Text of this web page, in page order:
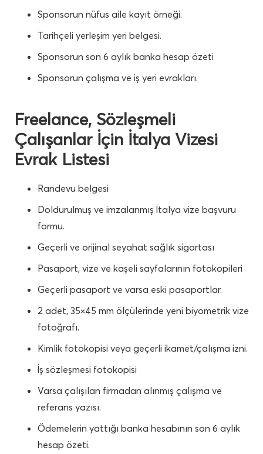
Sponsorun nüfus aile kayıt örneği.
Tarihçeli yerleşim yeri belgesi.
Sponsorun son 6 aylık banka hesap özeti
Sponsorun çalışma ve iş yeri evrakları.
Freelance, Sözleşmeli
Çalışanlar İçin İtalya Vizesi
Evrak Listesi
Randevu belgesi
Doldurulmuş ve imzalanmış İtalya vize başvuru
formu.
Geçerli ve orijinal seyahat sağlık sigortası
Pasaport, vize ve kaşeli sayfalarının fotokopileri
Geçerli pasaport ve varsa eski pasaportlar.
2 adet, 35×45 mm ölçülerinde yeni biyometrik vize
fotoğrafı.
Kimlik fotokopisi veya geçerli ikamet/çalışma izni.
İş sözleşmesi fotokopisi
Varsa çalışılan firmadan alınmış çalışma ve
referans yazısı.
Ödemelerin yattığı banka hesabının son 6 aylık
hesap özeti.